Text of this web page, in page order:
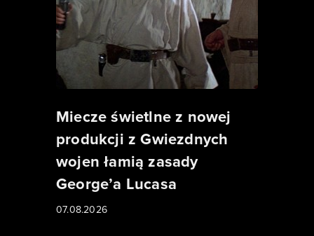
Miecze świetlne z nowej
produkcji z Gwiezdnych
wojen łamią zasady
George’a Lucasa
07.08.2026